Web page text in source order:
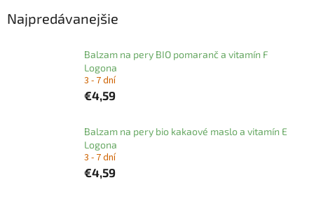
Najpredávanejšie
Balzam na pery BIO pomaranč a vitamín F
Logona
3 - 7 dní
€4,59
Balzam na pery bio kakaové maslo a vitamín E
Logona
3 - 7 dní
€4,59